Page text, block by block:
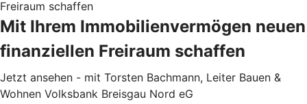
Mit Ihrem Immobilienvermögen neuen
finanziellen Freiraum schaffen
Jetzt ansehen - mit Torsten Bachmann, Leiter Bauen &
Wohnen Volksbank Breisgau Nord eG